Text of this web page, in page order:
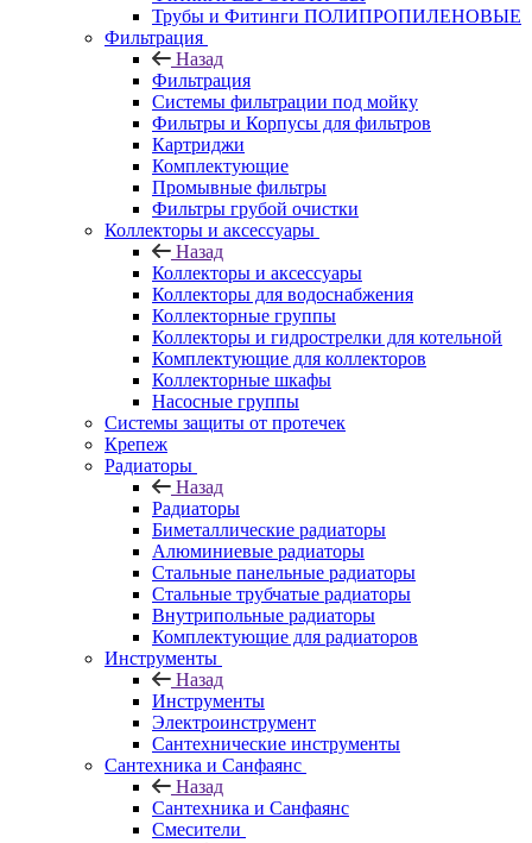
Трубы и Фитинги ПОЛИПРОПИЛЕНОВЫЕ
Фильтрация
Назад
Фильтрация
Системы фильтрации под мойку
Фильтры и Корпусы для фильтров
Картриджи
Комплектующие
Промывные фильтры
Фильтры грубой очистки
Коллекторы и аксессуары
Назад
Коллекторы и аксессуары
Коллекторы для водоснабжения
Коллекторные группы
Коллекторы и гидрострелки для котельной
Комплектующие для коллекторов
Коллекторные шкафы
Насосные группы
Системы защиты от протечек
Крепеж
Радиаторы
Назад
Радиаторы
Биметаллические радиаторы
Алюминиевые радиаторы
Стальные панельные радиаторы
Стальные трубчатые радиаторы
Внутрипольные радиаторы
Комплектующие для радиаторов
Инструменты
Назад
Инструменты
Электроинструмент
Сантехнические инструменты
Сантехника и Санфаянс
Назад
Сантехника и Санфаянс
Смесители